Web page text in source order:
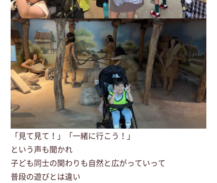
「見て見て！」「一緒に行こう！」
という声も聞かれ
子ども同士の関わりも自然と広がっていって
普段の遊びとは違い